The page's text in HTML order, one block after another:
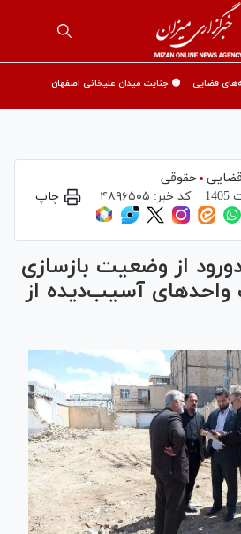
قضایی 🟡 جنایت میدان علیخانی اصفهان
قضایی حقوقی
کد خبر: ۴۸۹۶۵۰۵ چاپ
از وضعیت بازسازی
واحد‌های آسیب‌دیده از